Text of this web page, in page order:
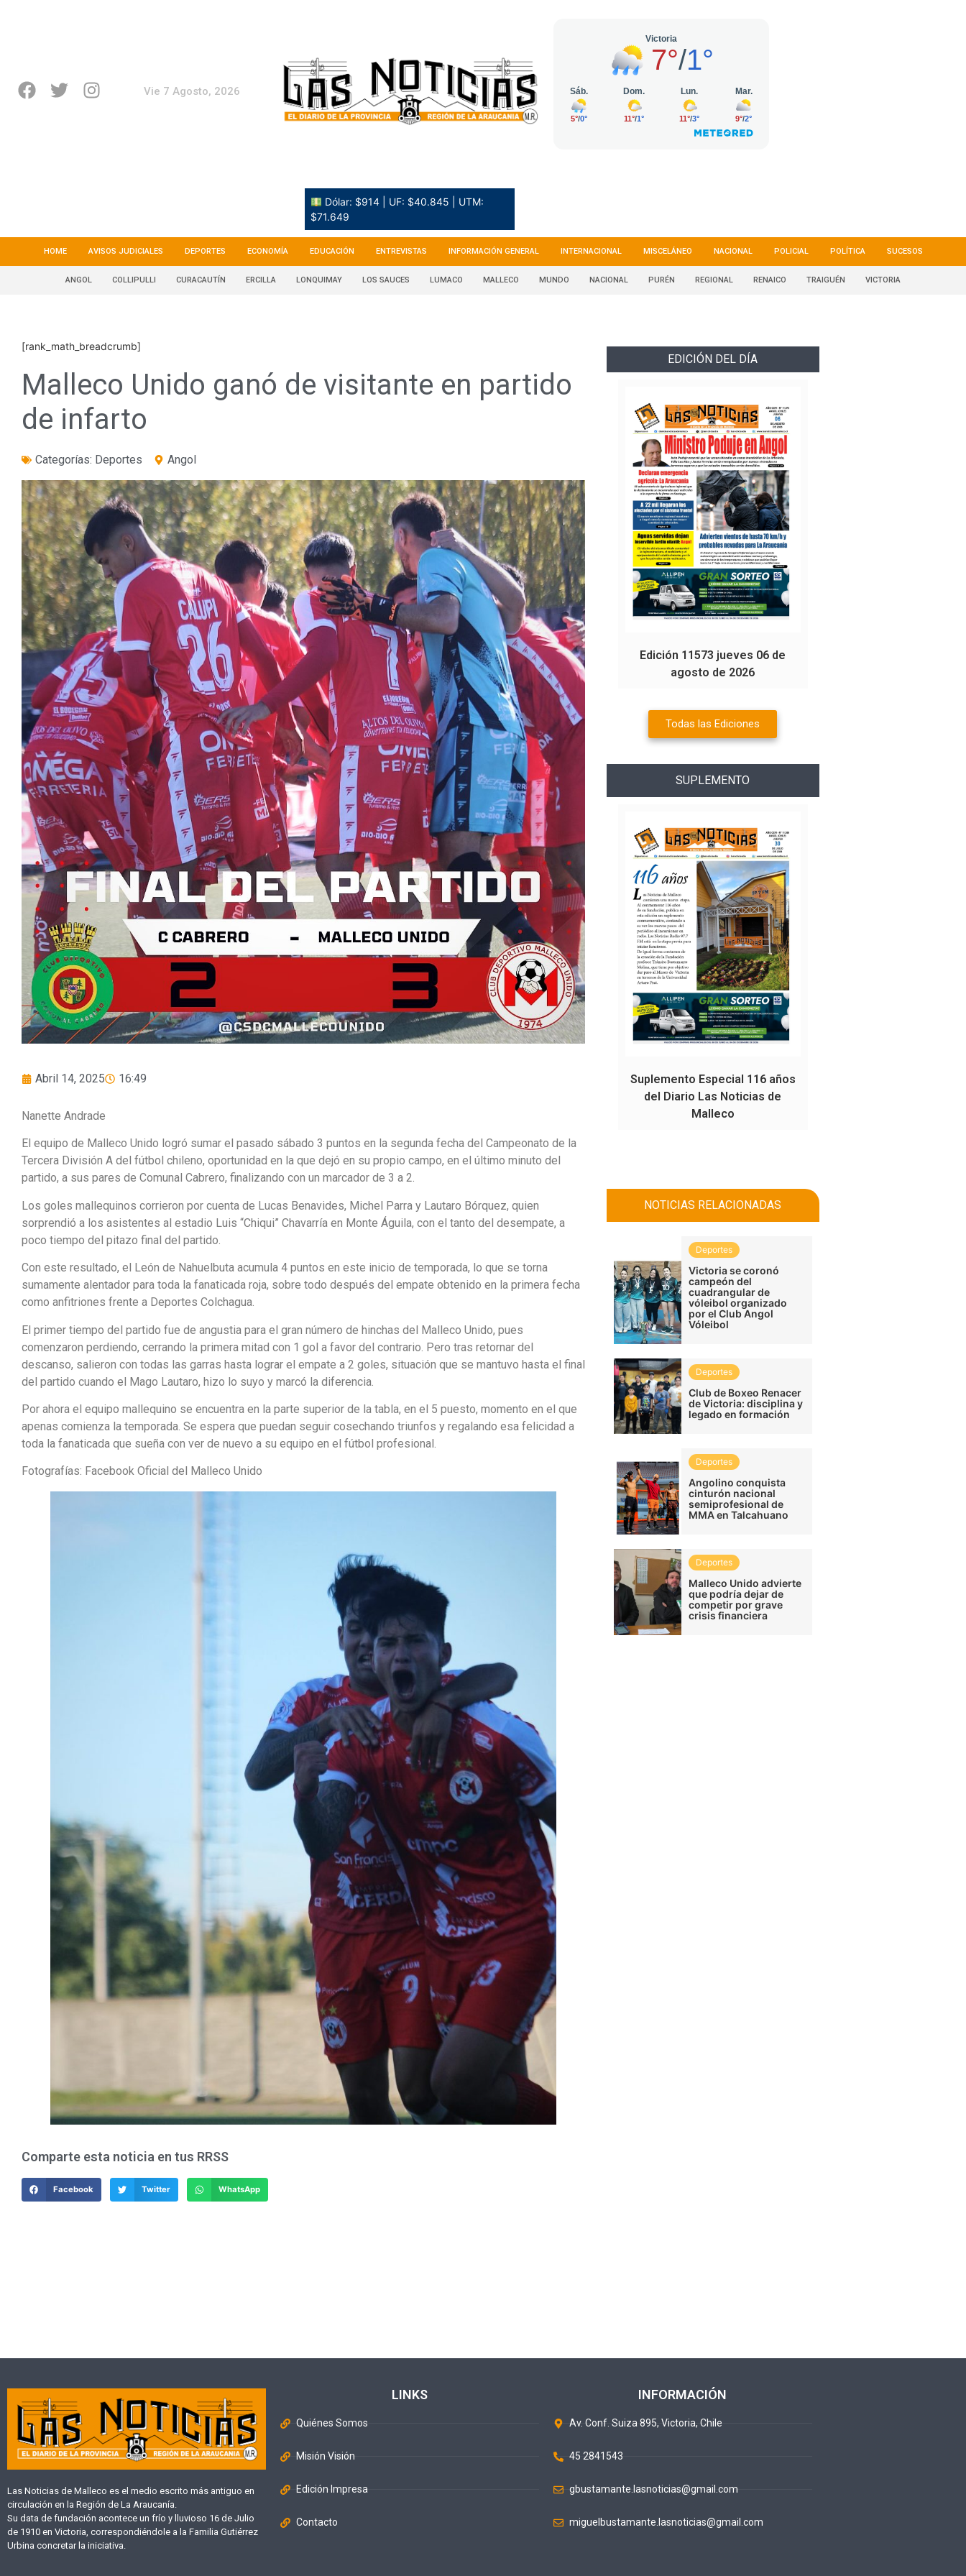
Vie 7 Agosto, 2026
Dólar: $914 | UF: $40.845 | UTM:
$71.649
HOME AVISOS JUDICIALES DEPORTES ECONOMÍA EDUCACIÓN ENTREVISTAS INFORMACIÓN GENERAL INTERNACIONAL MISCELÁNEO NACIONAL POLICIAL POLÍTICA SUCESOS
ANGOL COLLIPULLI CURACAUTÍN ERCILLA LONQUIMAY LOS SAUCES LUMACO MALLECO MUNDO NACIONAL PURÉN REGIONAL RENAICO TRAIGUÉN VICTORIA
[rank_math_breadcrumb]
Malleco Unido ganó de visitante en partido
de infarto
Categorías: Deportes Angol
Abril 14, 2025 16:49
Nanette Andrade
El equipo de Malleco Unido logró sumar el pasado sábado 3 puntos en la segunda fecha del Campeonato de la
Tercera División A del fútbol chileno, oportunidad en la que dejó en su propio campo, en el último minuto del
partido, a sus pares de Comunal Cabrero, finalizando con un marcador de 3 a 2.
Los goles mallequinos corrieron por cuenta de Lucas Benavides, Michel Parra y Lautaro Bórquez, quien
sorprendió a los asistentes al estadio Luis “Chiqui” Chavarría en Monte Águila, con el tanto del desempate, a
poco tiempo del pitazo final del partido.
Con este resultado, el León de Nahuelbuta acumula 4 puntos en este inicio de temporada, lo que se torna
sumamente alentador para toda la fanaticada roja, sobre todo después del empate obtenido en la primera fecha
como anfitriones frente a Deportes Colchagua.
El primer tiempo del partido fue de angustia para el gran número de hinchas del Malleco Unido, pues
comenzaron perdiendo, cerrando la primera mitad con 1 gol a favor del contrario. Pero tras retornar del
descanso, salieron con todas las garras hasta lograr el empate a 2 goles, situación que se mantuvo hasta el final
del partido cuando el Mago Lautaro, hizo lo suyo y marcó la diferencia.
Por ahora el equipo mallequino se encuentra en la parte superior de la tabla, en el 5 puesto, momento en el que
apenas comienza la temporada. Se espera que puedan seguir cosechando triunfos y regalando esa felicidad a
toda la fanaticada que sueña con ver de nuevo a su equipo en el fútbol profesional.
Fotografías: Facebook Oficial del Malleco Unido
Comparte esta noticia en tus RRSS
Facebook Twitter WhatsApp
EDICIÓN DEL DÍA
Edición 11573 jueves 06 de
agosto de 2026
Todas las Ediciones
SUPLEMENTO
Suplemento Especial 116 años
del Diario Las Noticias de
Malleco
NOTICIAS RELACIONADAS
Deportes
Victoria se coronó
campeón del
cuadrangular de
vóleibol organizado
por el Club Angol
Vóleibol
Deportes
Club de Boxeo Renacer
de Victoria: disciplina y
legado en formación
Deportes
Angolino conquista
cinturón nacional
semiprofesional de
MMA en Talcahuano
Deportes
Malleco Unido advierte
que podría dejar de
competir por grave
crisis financiera
Las Noticias de Malleco es el medio escrito más antiguo en
circulación en la Región de La Araucanía.
Su data de fundación acontece un frío y lluvioso 16 de Julio
de 1910 en Victoria, correspondiéndole a la Familia Gutiérrez
Urbina concretar la iniciativa.
LINKS
Quiénes Somos
Misión Visión
Edición Impresa
Contacto
INFORMACIÓN
Av. Conf. Suiza 895, Victoria, Chile
45 2841543
gbustamante.lasnoticias@gmail.com
miguelbustamante.lasnoticias@gmail.com